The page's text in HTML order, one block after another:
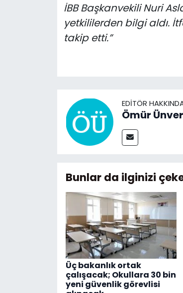
İBB Başkanvekili Nuri
yetkililerden bilgi aldı.
takip etti.”
EDITÖR
Ömür Ünver
Bunlar da ilginizi
Üç bakanlık ortak
çalışacak; Okullara 30 bin
yeni güvenlik görevlisi